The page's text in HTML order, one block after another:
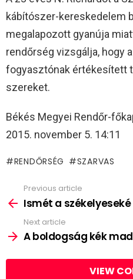
kábítószer-kereskedelem
megalapozott gyanúja
rendőrség vizsgálja, hogy
fogyasztónak értékesített
szereket.
Békés Megyei Rendőr-
2015. november 5. 14:11
RENDŐRSÉG SZARVAS
more
Previous article
Ismét a székelyeseké
Next article
A boldogság kék
VIEW